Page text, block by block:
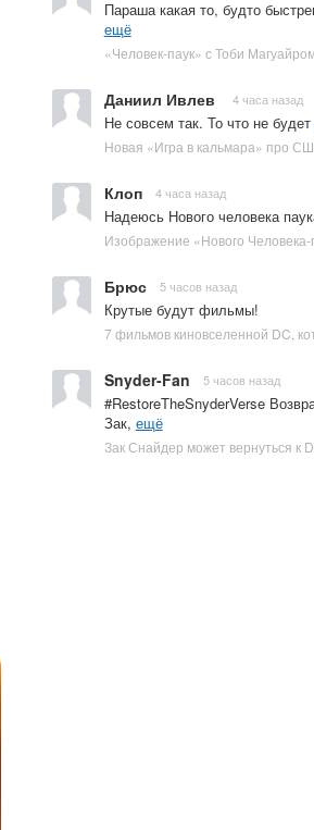
Параша какая то, будто
ещё
Даниил Ивлев 4 часа назад
Не совсем так. То что не будет
Клоп 4 часа назад
Надеюсь Нового человека
Брюс 5 часов назад
Крутые будут фильмы!
Snyder-Fan 5 часов назад
#RestoreTheSnyderVerse
Зак, ещё